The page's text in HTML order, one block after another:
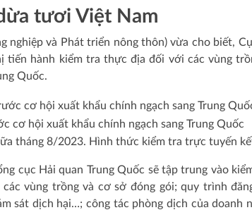
tươi Việt Nam
nghiệp và Phát triển nông thôn) vừa cho biết,
tiến hành kiểm tra thực địa đối với các vùng
Quốc.
cơ hội xuất khẩu chính ngạch sang Trung Quốc
tháng 8/2023. Hình thức kiểm tra trực tuyến
cục Hải quan Trung Quốc sẽ tập trung vào
vùng trồng và cơ sở đóng gói; quy trình
sát dịch hại…; công tác phòng dịch của doanh